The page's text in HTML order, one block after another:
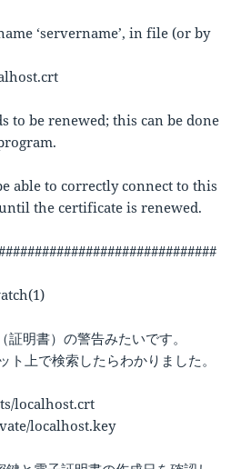
‘servername’, in file (or by
to be renewed; this can be done
able to correctly connect to this
the certificate is renewed.
明書）の警告みたいです。
ト上で検索したらわかりました。
localhost.crt
localhost.key